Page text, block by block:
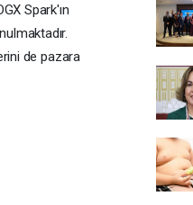
Spark'ın
de pazara